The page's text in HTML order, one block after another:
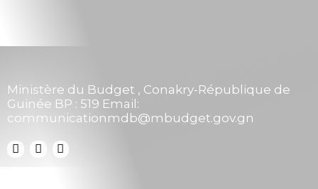
Ministère du Budget , Conakry-République de
Guinée BP : 519 Email:
communicationmdb@mbudget.gov.gn